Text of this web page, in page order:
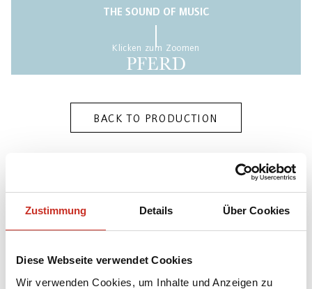
Zustimmung Details Über Cookies
Diese Webseite verwendet Cookies
Wir verwenden Cookies, um Inhalte und Anzeigen zu
THE SOUND OF MUSIC
PFERD
Klicken zum Zoomen
BACK TO PRODUCTION
Die Marionette ist Teil der Produktion „The Sound
of Music“ [Richard Rodgers (Komponist), Oscar
Hammerstein II (Librettist)] des Salzburger
von Richard Hamburger, Bühnenbild von Christopher
Barreca.